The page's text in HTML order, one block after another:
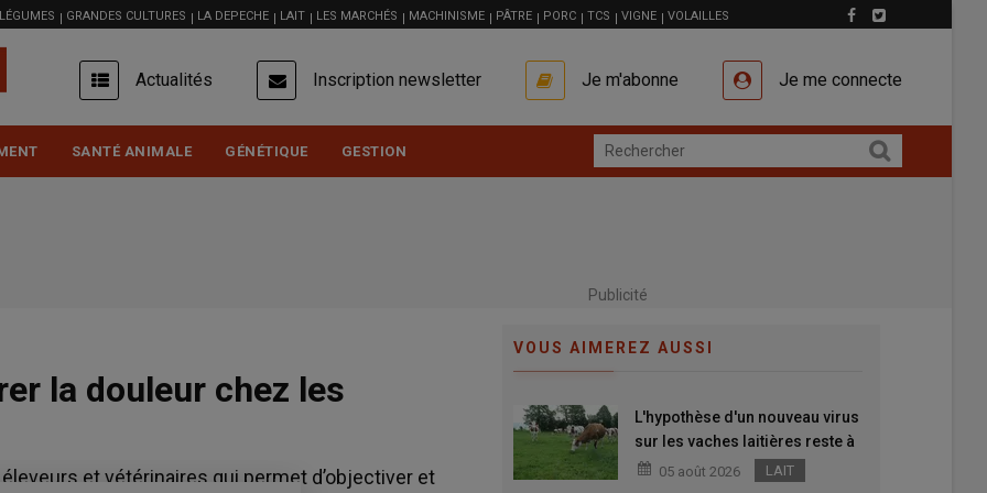
GRANDES CULTURES LA DEPECHE LAIT LES MARCHÉS MACHINISME PÂTRE PORC TCS VIGNE VOLAILLES
USER
ACCOUNT
MENU
Actualités Inscription newsletter Je m'abonne Je me connecte
SANTÉ ANIMALE GÉNÉTIQUE GESTION
Publicité
la douleur chez les
et vétérinaires qui permet d’objectiver et
VOUS AIMEREZ AUSSI
L'hypothèse d'un nouveau virus
sur les vaches laitières reste à
confirmer
05 août 2026 LAIT